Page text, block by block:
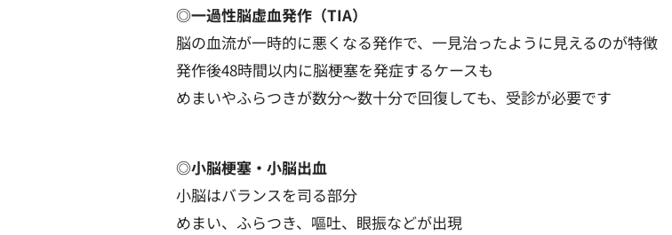
◎一過性脳虚血発作（TIA）
脳の血流が一時的に悪くなる発作で、一見治ったように見えるのが特徴
発作後48時間以内に脳梗塞を発症するケースも
めまいやふらつきが数分〜数十分で回復しても、受診が必要です
◎小脳梗塞・小脳出血
小脳はバランスを司る部分
めまい、ふらつき、嘔吐、眼振などが出現